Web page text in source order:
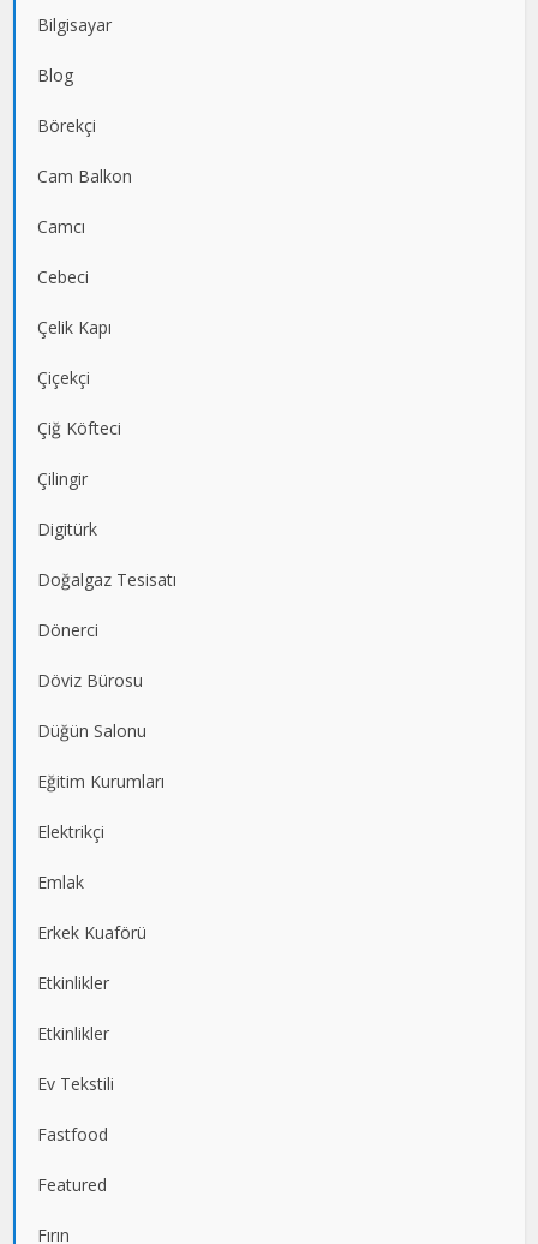
Bilgisayar
Blog
Börekçi
Cam Balkon
Camcı
Cebeci
Çelik Kapı
Çiçekçi
Çiğ Köfteci
Çilingir
Digitürk
Doğalgaz Tesisatı
Dönerci
Döviz Bürosu
Düğün Salonu
Eğitim Kurumları
Elektrikçi
Emlak
Erkek Kuaförü
Etkinlikler
Etkinlikler
Ev Tekstili
Fastfood
Featured
Fırın